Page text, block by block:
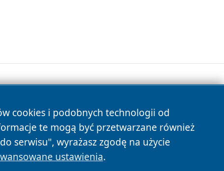
cookies i podobnych technologii od
te mogą być przetwarzane również
serwisu", wyrażasz zgodę na użycie
ustawienia.